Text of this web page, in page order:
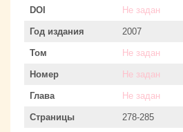
DOI Не задан
Год издания 2007
Том Не задан
Номер Не задан
Глава Не задан
Страницы 278-285